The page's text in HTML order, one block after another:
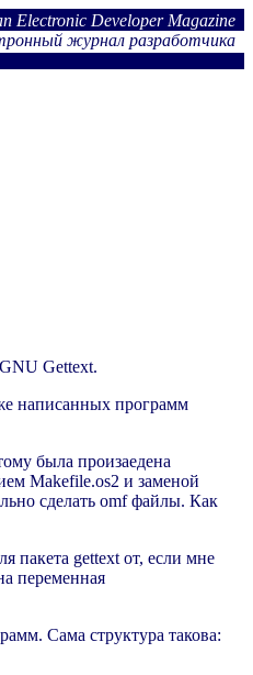
Electronic Developer Magazine
журнал разработчика
Gettext.
написанных программ
была произаедена
Makefile.os2 и заменой
сделать omf файлы. Как
пакета gettext от, если мне
переменная
Сама структура такова: